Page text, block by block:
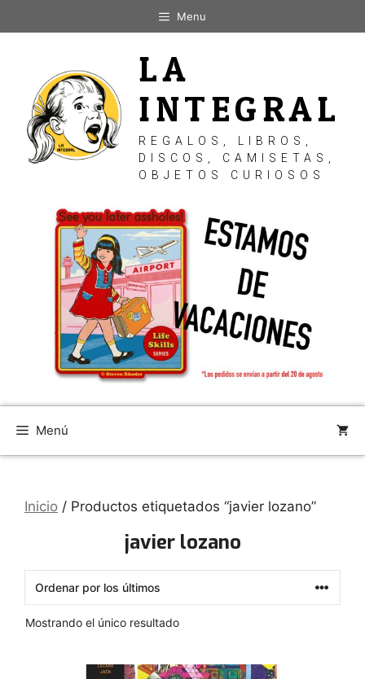
al
Menu
LA
INTEGRAL
REGALOS, LIBROS,
DISCOS, CAMISETAS,
OBJETOS CURIOSOS
Menú
Inicio / Productos etiquetados “javier lozano”
javier lozano
Mostrando el único resultado